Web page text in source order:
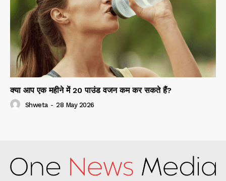
क्या आप एक महीने में 20 पाउंड वजन कम कर सकते हैं?
Shweta - 28 May 2026